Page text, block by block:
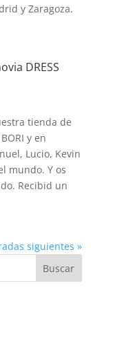
y Zaragoza.
DRESS
tienda de
y en
Lucio, Kevin
mundo. Y os
Recibid un
siguientes »